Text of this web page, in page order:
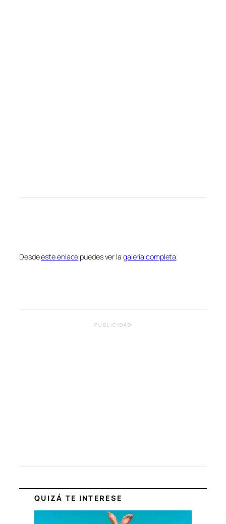
Desdeeste enlace puedes ver la galería completa.
PUBLICIDAD
QUIZÁ TE INTERESE